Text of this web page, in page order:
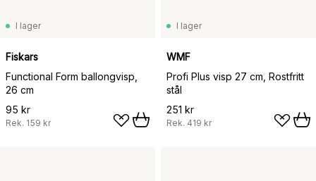
I lager
Fiskars
Functional Form ballongvisp,
26 cm
95 kr
Rek. 159 kr
I lager
WMF
Profi Plus visp 27 cm, Rostfritt
stål
251 kr
Rek. 419 kr